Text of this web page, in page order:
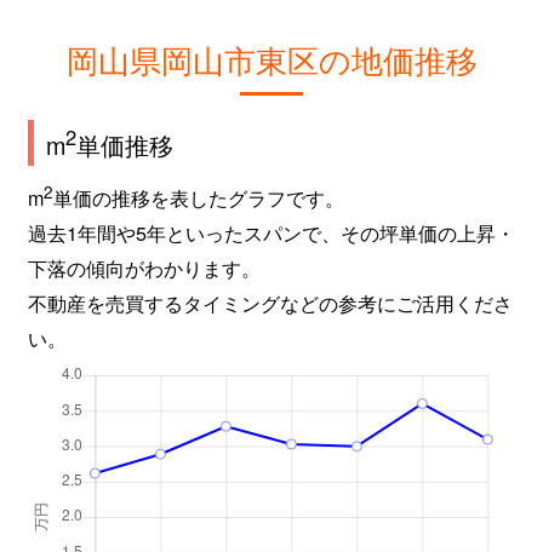
岡山県岡山市東区の地価推移
m2単価推移
m2単価の推移を表したグラフです。
過去1年間や5年といったスパンで、その坪単価の上昇・
下落の傾向がわかります。
不動産を売買するタイミングなどの参考にご活用くださ
い。